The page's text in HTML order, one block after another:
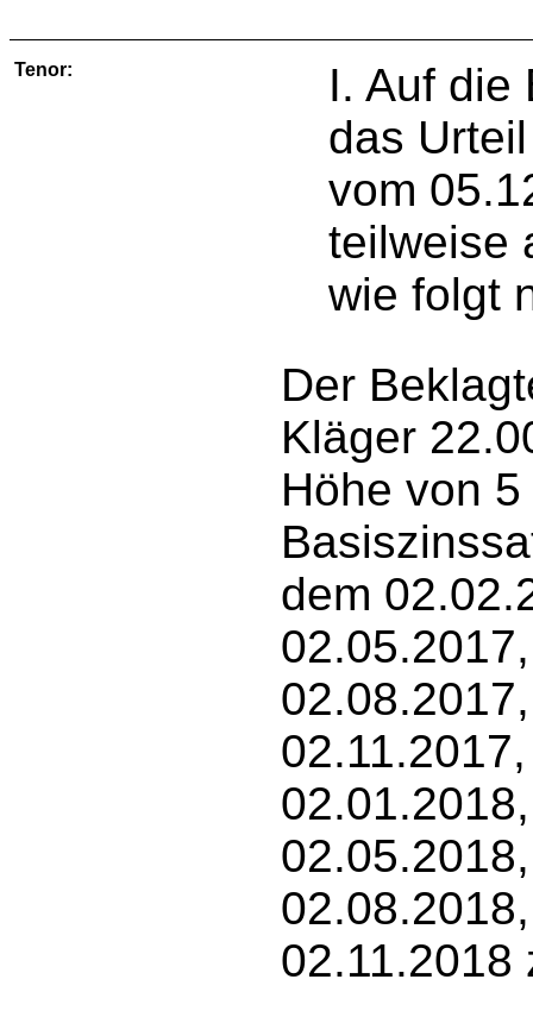
Tenor:
I. Auf die
das
vom
teilweise
wie folgt
Der
Kläger
Höhe von
dem
02.11.2018